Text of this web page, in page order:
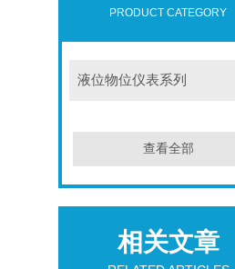
PRODUCT CATEGORY
液位物位仪表系列
查看全部
相关文章